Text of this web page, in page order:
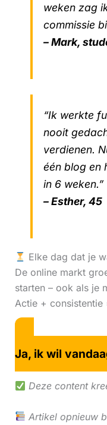
weken zag
commissie
– Mark,
“Ik werkte
nooit
verdienen.
één blog en
in 6 weken.”
– Esther, 45
Elke dag dat je
De online markt
starten – ook als je
Actie + consistentie
Ja, ik wil
Deze content
Artikel opnieuw